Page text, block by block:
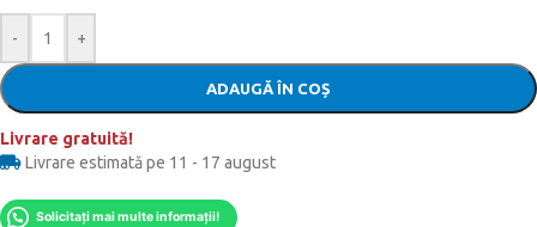
- +
ADAUGĂ ÎN COȘ
Livrare gratuită!
Livrare estimată pe 11 - 17 august
Solicitați mai multe informații!